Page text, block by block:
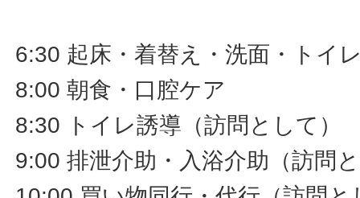
6:30 起床・着替え・洗面・トイ
8:00 朝食・口腔ケア
8:30 トイレ誘導（訪問として）
9:00 排泄介助・入浴介助（訪問